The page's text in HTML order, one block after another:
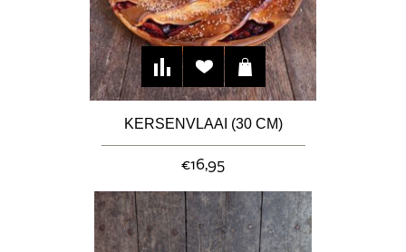
KERSENVLAAI (30 CM)
€16,95